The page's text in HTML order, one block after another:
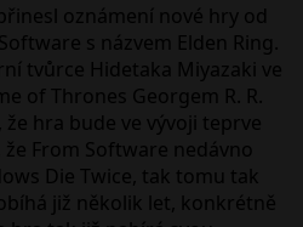
oznámení nové hry od
s názvem Elden Ring.
tvůrce Hidetaka Miyazaki ve
of Thrones Georgem R. R.
hra bude ve vývoji teprve
From Software nedávno
Die Twice, tak tomu tak
již několik let, konkrétně